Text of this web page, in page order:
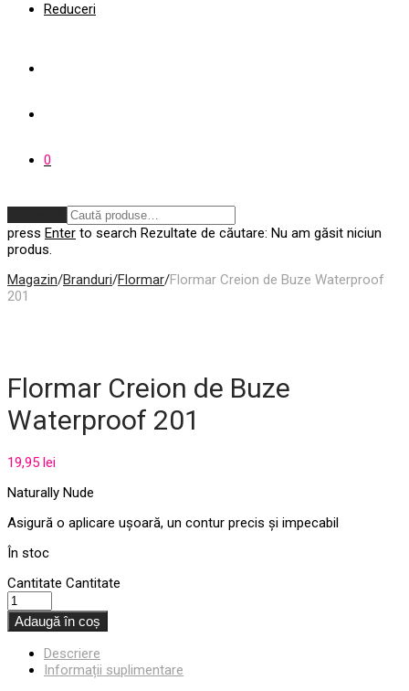
Reduceri
0
press Enter to search Rezultate de căutare: Nu am găsit niciun
produs.
Magazin/Branduri/Flormar/Flormar Creion de Buze Waterproof
201
Flormar Creion de Buze
Waterproof 201
19,95 lei
Naturally Nude
Asigură o aplicare ușoară, un contur precis și impecabil
În stoc
Cantitate Cantitate
Adaugă în coș
Descriere
Informații suplimentare